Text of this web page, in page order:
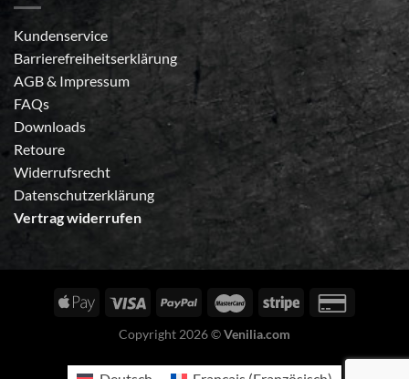
Kundenservice
Barrierefreiheitserklärung
AGB& Impressum
FAQs
Downloads
Retoure
Widerrufsrecht
Datenschutzerklärung
Vertrag widerrufen
Copyright 2026 ©Venilia.com